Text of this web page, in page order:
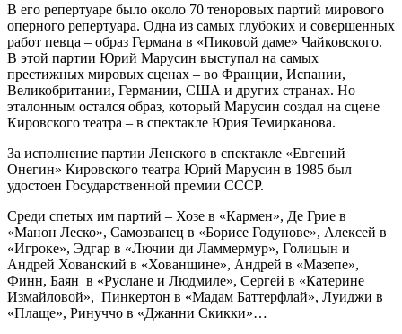
В его репертуаре было около 70 теноровых партий мирового
оперного репертуара. Одна из самых глубоких и совершенных
работ певца – образ Германа в «Пиковой даме» Чайковского.
В этой партии Юрий Марусин выступал на самых
престижных мировых сценах – во Франции, Испании,
Великобритании, Германии, США и других странах. Но
эталонным остался образ, который Марусин создал на сцене
Кировского театра – в спектакле Юрия Темирканова.
За исполнение партии Ленского в спектакле «Евгений
Онегин» Кировского театра Юрий Марусин в 1985 был
удостоен Государственной премии СССР.
Среди спетых им партий – Хозе в «Кармен», Де Грие в
«Манон Леско», Самозванец в «Борисе Годунове», Алексей в
«Игроке», Эдгар в «Лючии ди Ламмермур», Голицын и
Андрей Хованский в «Хованщине», Андрей в «Мазепе»,
Финн, Баян в «Руслане и Людмиле», Сергей в «Катерине
Измайловой», Пинкертон в «Мадам Баттерфлай», Луиджи в
«Плаще», Ринуччо в «Джанни Скикки»…